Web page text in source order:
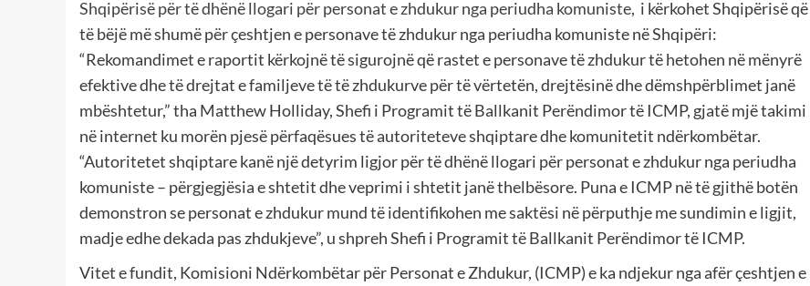
Shqipërisëpërtëdhënëllogari përpersonatezhdukurnga periudha komuniste, i kërkohet Shqipërisë që
të bëjë më shumë për çeshtjen e personave të zhdukur nga periudha komuniste në Shqipëri:
“Rekomandimet e raportit kërkojnë të sigurojnë që rastet e personave të zhdukur të hetohen në mënyrë
efektive dhe të drejtat e familjeve të të zhdukurve për të vërtetën, drejtësinë dhe dëmshpërblimet janë
mbështetur,” tha Matthew Holliday, Shefi i Programit të Ballkanit Perëndimor të ICMP, gjatë mjë takimi
në internet ku morën pjesë përfaqësues të autoriteteve shqiptare dhe komunitetit ndërkombëtar.
“Autoritetet shqiptare kanë një detyrim ligjor për të dhënë llogari për personat e zhdukur nga periudha
komuniste – përgjegjësia e shtetit dhe veprimi i shtetit janë thelbësore. Puna e ICMP në të gjithë botën
demonstron se personat e zhdukur mund të identifikohen me saktësi në përputhje me sundimin e ligjit,
madje edhe dekada pas zhdukjeve”, u shpreh Shefi i Programit të Ballkanit Perëndimor të ICMP.
Vitet e fundit, Komisioni Ndërkombëtar për Personat e Zhdukur, (ICMP) e ka ndjekur nga afër çeshtjen e